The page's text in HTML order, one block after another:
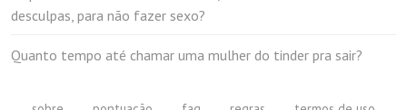
desculpas, para não fazer sexo?
Quanto tempo até chamar uma mulher do tinder pra sair?